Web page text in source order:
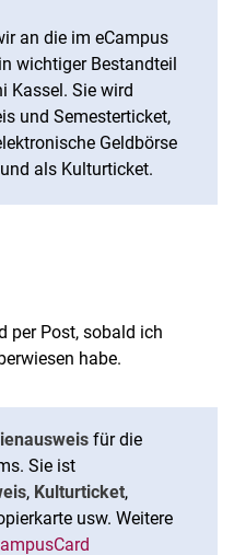
an die im eCampus
wichtiger Bestandteil
Kassel. Sie wird
und Semesterticket,
Geldbörse
als Kulturticket.
per Post, sobald ich
habe.
für die
Sie ist
, Kulturticket,
usw. Weitere